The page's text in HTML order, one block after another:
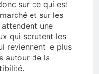
sur ce qui est
et sur les
une
qui scrutent les
reviennent le plus
autour de la